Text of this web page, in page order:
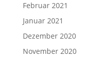
Februar 2021
Januar 2021
Dezember 2020
November 2020